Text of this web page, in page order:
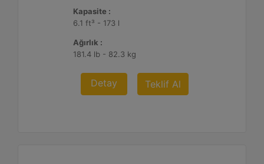
Kapasite :
6.1 ft³ - 173 l
Ağırlık :
181.4 lb - 82.3 kg
Detay Teklif Al